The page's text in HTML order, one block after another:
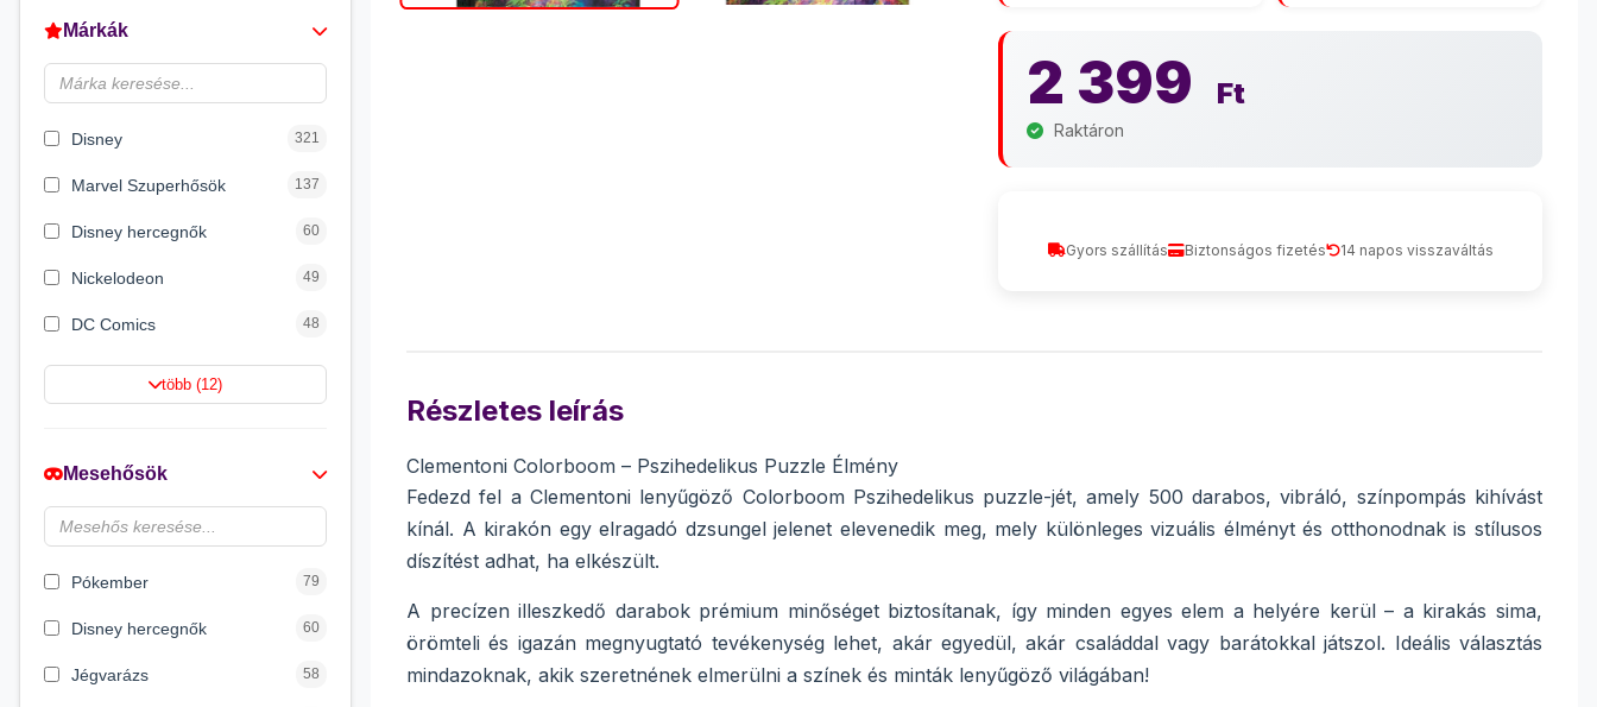
Flair Toys
Zikin 2
Márkák
Disney 321
Marvel Szuperhősök 137
Disney hercegnők 60
Nickelodeon 49
DC Comics 48
Netflix 42
Jurassic World
Wizarding World 12
több (12)
Mesehősök
Pókember 79
Disney hercegnők 60
Jégvarázs 58
2 399 Ft
Raktáron
Gyors szállítás Biztonságos fizetés 14 napos visszaváltás
Részletes leírás
Clementoni Colorboom – Pszihedelikus Puzzle Élmény
Fedezd fel a Clementoni lenyűgöző Colorboom Pszihedelikus puzzle-jét, amely 500 darabos, vibráló, színpompás kihívást
kínál. A kirakón egy elragadó dzsungel jelenet elevenedik meg, mely különleges vizuális élményt és otthonodnak is stílusos
díszítést adhat, ha elkészült.
A precízen illeszkedő darabok prémium minőséget biztosítanak, így minden egyes elem a helyére kerül – a kirakás sima,
örömteli és igazán megnyugtató tevékenység lehet, akár egyedül, akár családdal vagy barátokkal játszol. Ideális választás
mindazoknak, akik szeretnének elmerülni a színek és minták lenyűgöző világában!